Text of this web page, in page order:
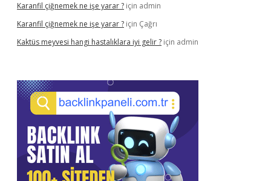
Karanfil çiğnemek ne işe yarar ? için admin
Karanfil çiğnemek ne işe yarar ? için Çağrı
Kaktüs meyvesi hangi hastalıklara iyi gelir ? için admin